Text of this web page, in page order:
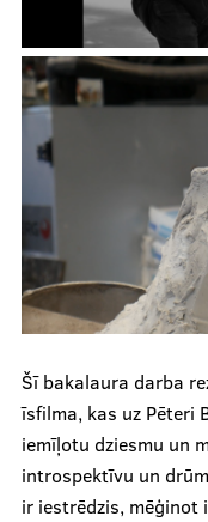
Šī bakalaura darba
īsfilma, kas uz Pēteri
iemīļotu dziesmu un
introspektīvu un
ir iestrēdzis, mēģinot